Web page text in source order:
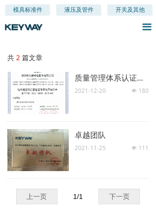
끀
首页
关于我们
产品分类
新闻资讯
联系我们
模具标准件 开关及其他
液压及管件
共 2 篇文章
质量管理体系认证证书
넶 180
2021-12-20
卓越团队
넶 111
2021-11-25
上一页 下一页
1/1